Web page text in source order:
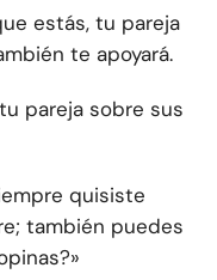
estás, tu pareja
te apoyará.
pareja sobre sus
quisiste
también puedes